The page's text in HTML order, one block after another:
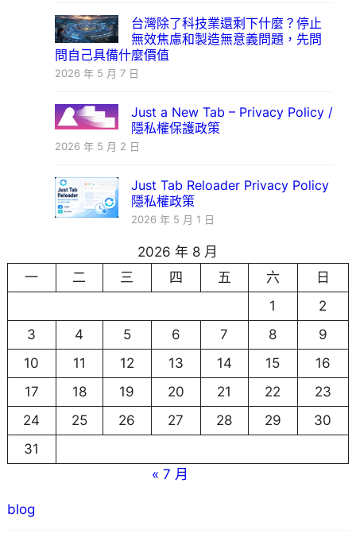
台灣除了科技業還剩下什麼？停止
無效焦慮和製造無意義問題，先問
問自己具備什麼價值
2026 年 5 月 7 日
Just a New Tab – Privacy Policy /
隱私權保護政策
2026 年 5 月 2 日
Just Tab Reloader Privacy Policy
隱私權政策
2026 年 5 月 1 日
2026 年 8 月
一
二 三 四 五 六
日
1
2
3
4 5 6 7 8
9
10
11 12 13 14 15
16
17
18 19 20 21 22
23
24
25 26 27 28 29
30
31
« 7 月
blog